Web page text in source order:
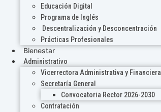
Educación Digital
Programa de Inglés
Descentralización y Desconcentración
Prácticas Profesionales
Bienestar
Administrativo
Vicerrectora Administrativa y Financiera
Secretaría General
Convocatoria Rector 2026-2030
Contratación